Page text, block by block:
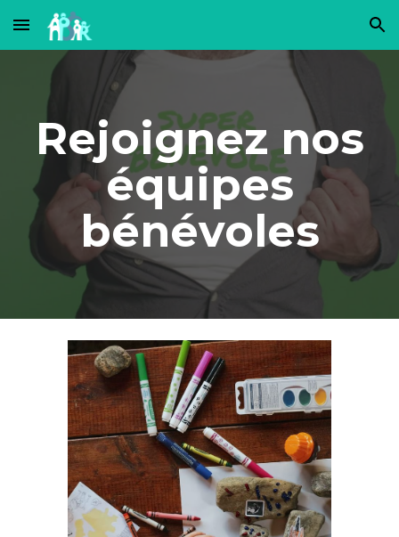
Skip to main content Skip to navigation
Rejoignez nos
équipes
bénévoles